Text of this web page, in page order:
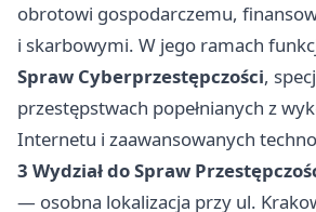
obrotowi gospodarczemu,
i skarbowymi. W jego ramach
Spraw Cyberprzestępczości,
przestępstwach popełnianych z
Internetu i zaawansowanych
3 Wydział do Spraw
— osobna lokalizacja przy ul.